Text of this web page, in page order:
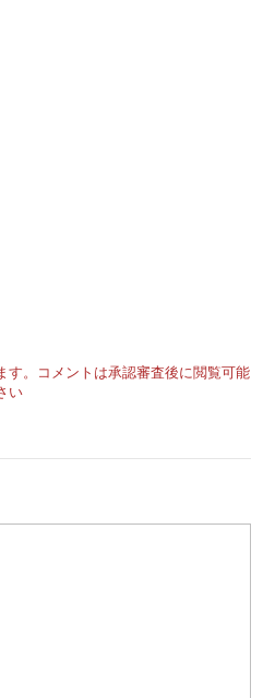
す。コメントは承認審査後に閲覧可能
い